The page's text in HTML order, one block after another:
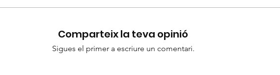
Comparteix la teva opinió
Sigues el primer a escriure un comentari.